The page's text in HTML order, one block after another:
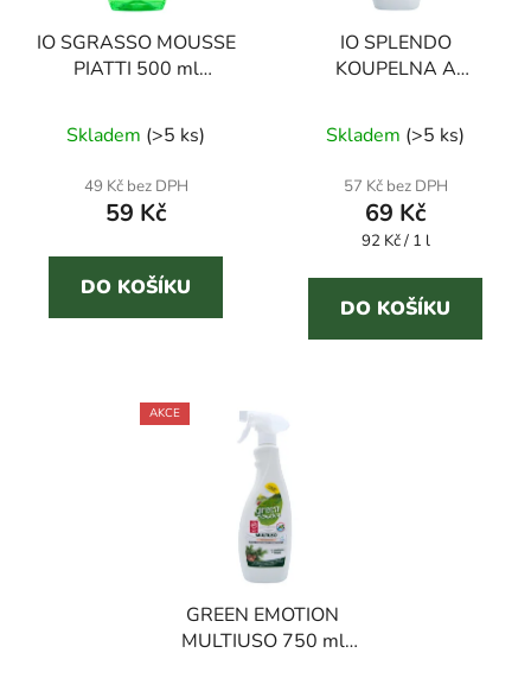
IO SGRASSO MOUSSE
PIATTI 500 ml
nádobí
hodnocení
produktu
je
z
Skladem (>5 ks)
49 Kč bez DPH
59 Kč
DO KOŠÍKU
IO SPLENDO
KOUPELNA A
univerzální čistič
Skladem (>5 ks)
57 Kč bez DPH
69 Kč
Měrná
92 Kč / 1 l
DO KOŠÍKU
AKCE
GREEN EMOTION
MULTIUSO 750 ml